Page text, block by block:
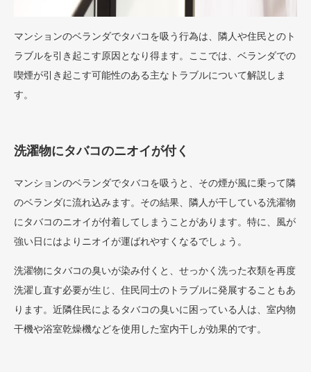
マンションのベランダでタバコを吸う行為は、隣人や住民とのト
ラブルを引き起こす原因となり得ます。ここでは、ベランダでの
喫煙が引き起こす可能性のある主なトラブルについて解説しま
す。
洗濯物にタバコのニオイが付く
マンションのベランダでタバコを吸うと、その煙が風に乗って隣
のベランダに流れ込みます。その結果、隣人が干している洗濯物
にタバコのニオイが付着してしまうことがあります。特に、風が
強い日にはよりニオイが運ばれやすくなるでしょう。
洗濯物にタバコの臭いが染み付くと、せっかく洗った衣類を再度
洗濯し直す必要が生じ、住民同士のトラブルに発展することもあ
ります。近隣住民によるタバコの臭いに困っている人は、室内物
干機や浴室乾燥機などを使用した室内干しが効果的です。